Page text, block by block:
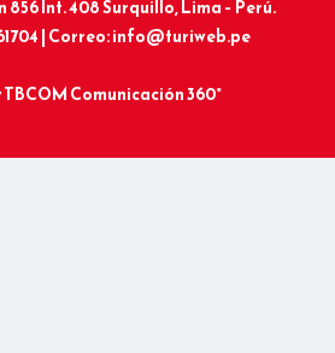
Int. 408 Surquillo, Lima – Perú.
| Correo: info@turiweb.pe
TBCOM Comunicación 360°